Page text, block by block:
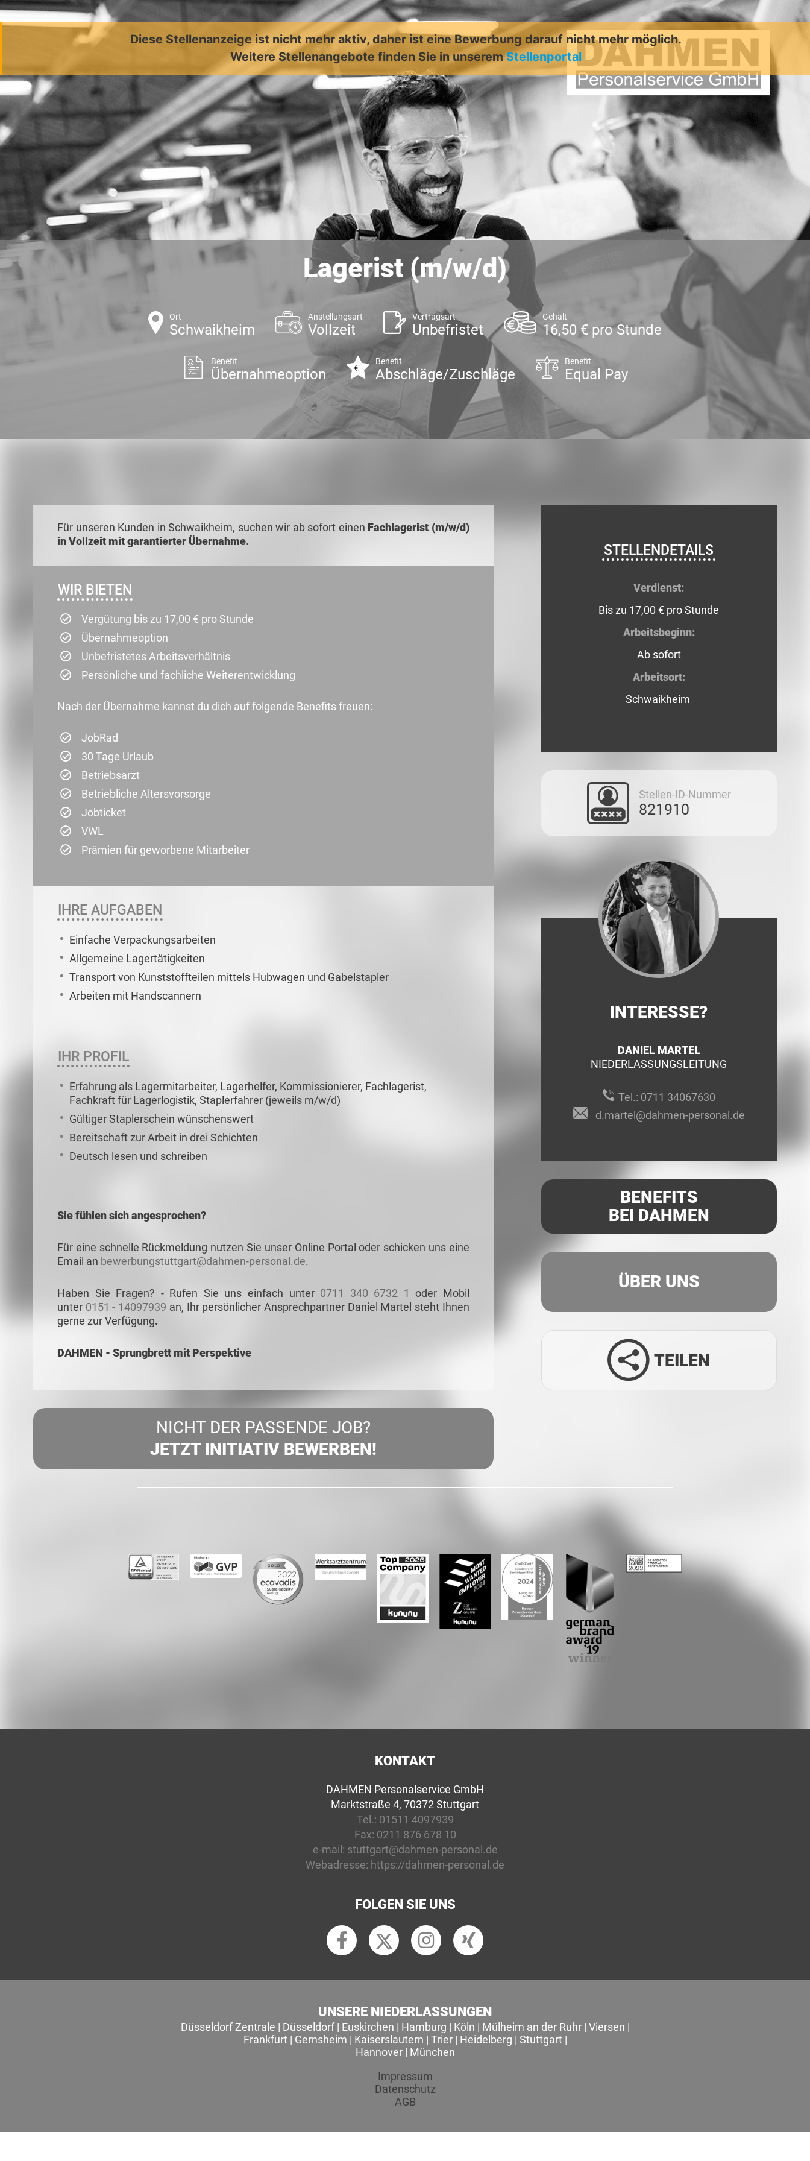
Diese Stellenanzeige ist nicht mehr aktiv, daher ist eine Bewerbung darauf nicht mehr möglich.
Weitere Stellenangebote finden Sie in unseremStellenportal
Lagerist (m/w/d)
Ort
Schwaikheim
Anstellungsart
Vollzeit
Vertragsart
Unbefristet
Gehalt
16,50 € pro Stunde
Benefit
Übernahmeoption
Benefit
Abschläge/Zuschläge
Benefit
Equal Pay
Für unseren Kunden in Schwaikheim, suchen wir ab sofort einen Fachlagerist (m/w/d)
in Vollzeit mit garantierter Übernahme.
WIR BIETEN
Vergütung bis zu 17,00 € pro Stunde
Übernahmeoption
Unbefristetes Arbeitsverhältnis
Persönliche und fachliche Weiterentwicklung
Nach der Übernahme kannst du dich auf folgende Benefits freuen:
JobRad
30 Tage Urlaub
Betriebsarzt
Betriebliche Altersvorsorge
Jobticket
VWL
Prämien für geworbene Mitarbeiter
IHRE AUFGABEN
Einfache Verpackungsarbeiten
Allgemeine Lagertätigkeiten
Transport von Kunststoffteilen mittels Hubwagen und Gabelstapler
Arbeiten mit Handscannern
IHR PROFIL
Erfahrung als Lagermitarbeiter, Lagerhelfer, Kommissionierer, Fachlagerist,
Fachkraft für Lagerlogistik, Staplerfahrer (jeweils m/w/d)
Gültiger Staplerschein wünschenswert
Bereitschaft zur Arbeit in drei Schichten
Deutsch lesen und schreiben
Sie fühlen sich angesprochen?
Für eine schnelle Rückmeldung nutzen Sie unser Online Portal oder schicken uns eine
Email an bewerbungstuttgart@dahmen-personal.de.
Haben Sie Fragen? - Rufen Sie uns einfach unter 0711 340 6732 1 oder Mobil
unter 0151 - 14097939 an, Ihr persönlicher Ansprechpartner Daniel Martel steht Ihnen
gerne zur Verfügung.
DAHMEN - Sprungbrett mit Perspektive
NICHT DER PASSENDE JOB?
JETZT INITIATIV BEWERBEN!
STELLENDETAILS
Verdienst:
Bis zu 17,00 € pro Stunde
Arbeitsbeginn:
Ab sofort
Arbeitsort:
Schwaikheim
Stellen-ID-Nummer
821910
INTERESSE?
DANIEL MARTEL
NIEDERLASSUNGSLEITUNG
Tel.: 0711 34067630
d.martel@dahmen-personal.de
BENEFITS
BEI DAHMEN
ÜBER UNS
TEILEN
KONTAKT
DAHMEN Personalservice GmbH
Marktstraße 4, 70372 Stuttgart
Tel.: 01511 4097939
Fax: 0211 876 678 10
e-mail: stuttgart@dahmen-personal.de
Webadresse: https://dahmen-personal.de
FOLGEN SIE UNS
UNSERE NIEDERLASSUNGEN
Düsseldorf Zentrale | Düsseldorf| Euskirchen | Hamburg | Köln | Mülheim an der Ruhr| Viersen |
Frankfurt| Gernsheim | Kaiserslautern | Trier| Heidelberg | Stuttgart|
Hannover| München
Impressum
Datenschutz
AGB